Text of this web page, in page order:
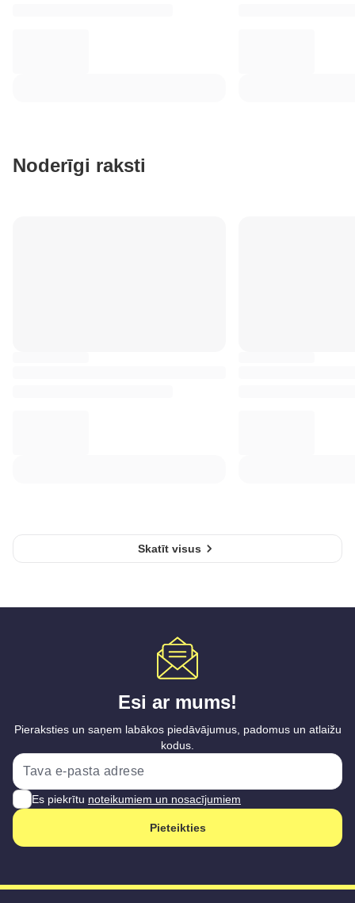
Noderīgi raksti
Skatīt visus
Esi ar mums!
Pieraksties un saņem labākos piedāvājumus, padomus un atlaižu
kodus.
Es piekrītu noteikumiem un nosacījumiem
Pieteikties